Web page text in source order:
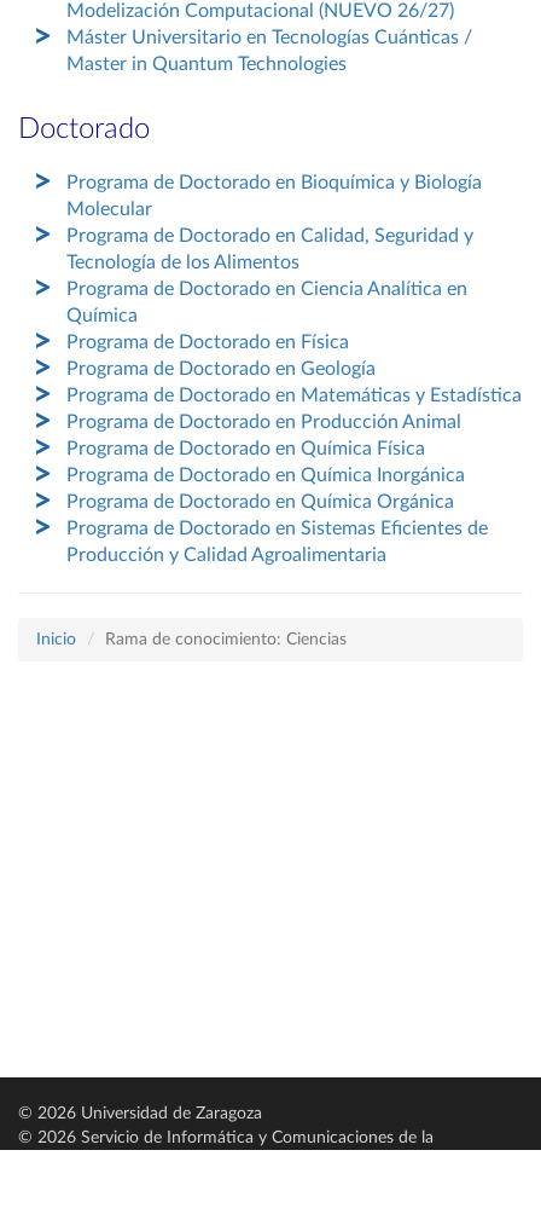
Modelización Computacional (NUEVO 26/27)
Máster Universitario en Tecnologías Cuánticas /
Master in Quantum Technologies
Doctorado
Programa de Doctorado en Bioquímica y Biología
Molecular
Programa de Doctorado en Calidad, Seguridad y
Tecnología de los Alimentos
Programa de Doctorado en Ciencia Analítica en
Química
Programa de Doctorado en Física
Programa de Doctorado en Geología
Programa de Doctorado en Matemáticas y Estadística
Programa de Doctorado en Producción Animal
Programa de Doctorado en Química Física
Programa de Doctorado en Química Inorgánica
Programa de Doctorado en Química Orgánica
Programa de Doctorado en Sistemas Eficientes de
Producción y Calidad Agroalimentaria
Inicio Rama de conocimiento: Ciencias
© 2026 Universidad de Zaragoza
© 2026 Servicio de Informática y Comunicaciones de la